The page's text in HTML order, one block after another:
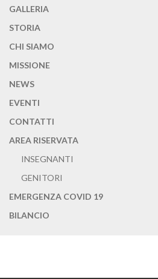
GALLERIA
STORIA
CHI SIAMO
MISSIONE
NEWS
EVENTI
CONTATTI
AREA RISERVATA
INSEGNANTI
GENITORI
EMERGENZA COVID 19
BILANCIO